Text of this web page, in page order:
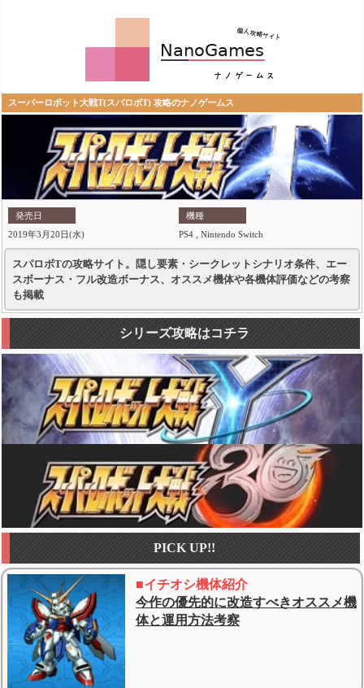
スーパーロボット大戦T(スパロボT) 攻略のナノゲームス
発売日
2019年3月20日(水)
機種
PS4 , Nintendo Switch
スパロボTの攻略サイト。隠し要素・シークレットシナリオ条件、エー
スボーナス・フル改造ボーナス、オススメ機体や各機体評価などの考察
も掲載
シリーズ攻略はコチラ
PICK UP!!
■イチオシ機体紹介
今作の優先的に改造すべきオススメ機
体と運用方法考察